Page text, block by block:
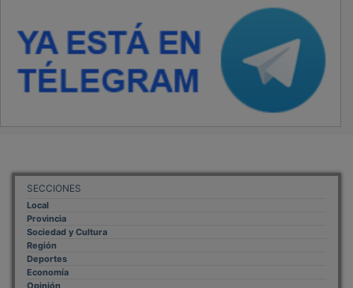
SECCIONES
Local
Provincia
Sociedad y Cultura
Región
Deportes
Economía
Opinión